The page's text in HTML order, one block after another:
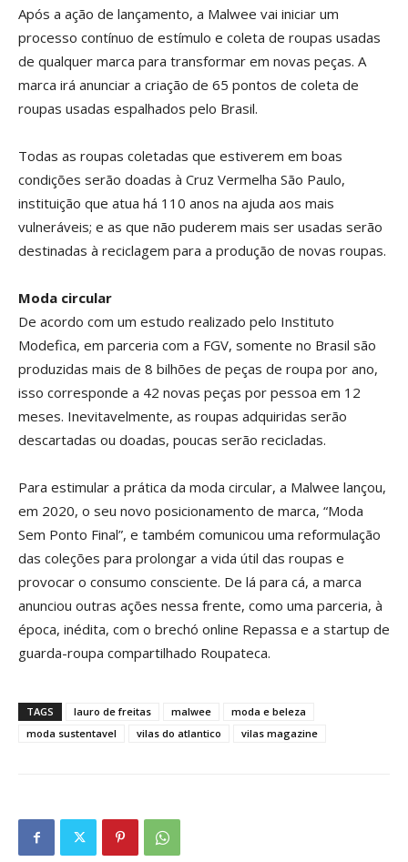
Após a ação de lançamento, a Malwee vai iniciar um
processo contínuo de estímulo e coleta de roupas usadas
de qualquer marca para transformar em novas peças. A
marca irá anunciar a criação de 65 pontos de coleta de
roupas usadas espalhados pelo Brasil.
Todas as roupas coletadas que estiverem em boas
condições serão doadas à Cruz Vermelha São Paulo,
instituição que atua há 110 anos na ajuda aos mais
vulneráveis; e as que não puderem mais ser usadas serão
destinadas à reciclagem para a produção de novas roupas.
Moda circular
De acordo com um estudo realizado pelo Instituto
Modefica, em parceria com a FGV, somente no Brasil são
produzidas mais de 8 bilhões de peças de roupa por ano,
isso corresponde a 42 novas peças por pessoa em 12
meses. Inevitavelmente, as roupas adquiridas serão
descartadas ou doadas, poucas serão recicladas.
Para estimular a prática da moda circular, a Malwee lançou,
em 2020, o seu novo posicionamento de marca, “Moda
Sem Ponto Final”, e também comunicou uma reformulação
das coleções para prolongar a vida útil das roupas e
provocar o consumo consciente. De lá para cá, a marca
anunciou outras ações nessa frente, como uma parceria, à
época, inédita, com o brechó online Repassa e a startup de
guarda-roupa compartilhado Roupateca.
TAGS lauro de freitas malwee
moda e beleza
moda sustentavel
vilas do atlantico vilas magazine